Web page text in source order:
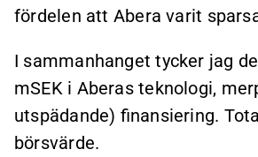
fördelen att Abera varit
I sammanhanget tycker jag
mSEK i Aberas teknologi,
utspädande) finansiering.
börsvärde.